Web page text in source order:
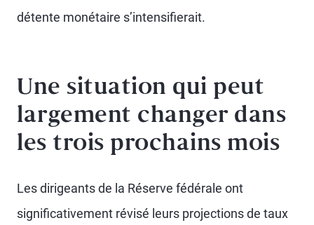
détente monétaire s’intensifierait.
Une situation qui peut
largement changer dans
les trois prochains mois
Les dirigeants de la Réserve fédérale ont
significativement révisé leurs projections de taux